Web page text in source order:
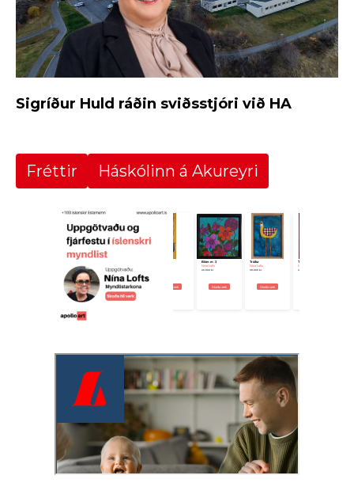
Sigríður Huld ráðin sviðsstjóri við HA
Fréttir Háskólinn á Akureyri